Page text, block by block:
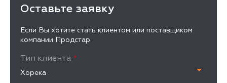
Оставьте заявку
Если Вы хотите стать клиентом или поставщиком
компании Продстар
Тип клиента *
Хорека